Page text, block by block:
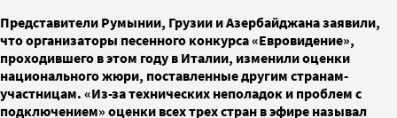
Представители Румынии, Грузии и Азербайджана заявили,
что организаторы песенного конкурса «Евровидение»,
проходившего в этом году в Италии, изменили оценки
национального жюри, поставленные другим странам-
участницам. «Из-за технических неполадок и проблем с
подключением» оценки всех трех стран в эфире называл